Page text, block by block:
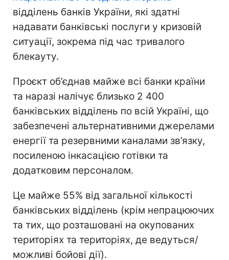
відділень банків України, які здатні
надавати банківські послуги у кризовій
ситуації, зокрема під час тривалого
блекауту.
Проєкт об’єднав майже всі банки країни
та наразі налічує близько 2 400
банківських відділень по всій Україні, що
забезпечені альтернативними джерелами
енергії та резервними каналами зв’язку,
посиленою інкасацією готівки та
додатковим персоналом.
Це майже 55% від загальної кількості
банківських відділень (крім непрацюючих
та тих, що розташовані на окупованих
територіях та територіях, де ведуться/
можливі бойові дії).